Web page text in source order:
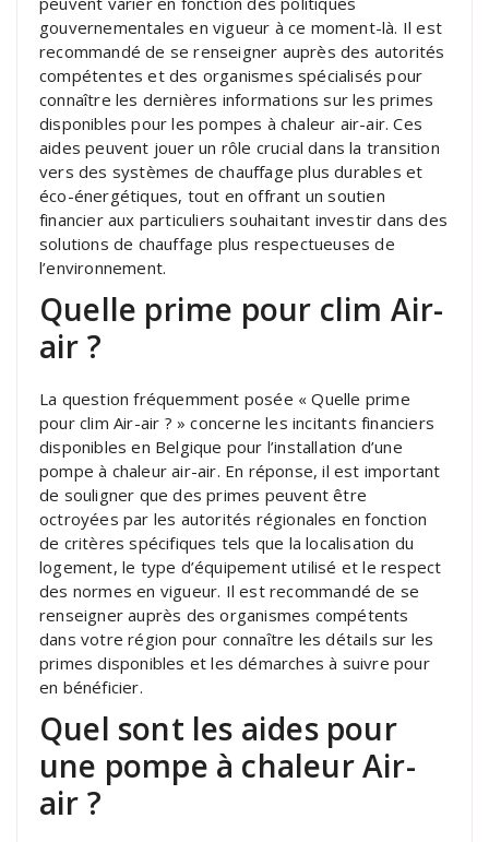
gouvernementales en vigueur à ce moment-là. Il est
recommandé de se renseigner auprès des autorités
compétentes et des organismes spécialisés pour
connaître les dernières informations sur les primes
disponibles pour les pompes à chaleur air-air. Ces
aides peuvent jouer un rôle crucial dans la transition
vers des systèmes de chauffage plus durables et
éco-énergétiques, tout en offrant un soutien
financier aux particuliers souhaitant investir dans des
solutions de chauffage plus respectueuses de
l’environnement.
Quelle prime pour clim Air-
air ?
La question fréquemment posée « Quelle prime
pour clim Air-air ? » concerne les incitants financiers
disponibles en Belgique pour l’installation d’une
pompe à chaleur air-air. En réponse, il est important
de souligner que des primes peuvent être
octroyées par les autorités régionales en fonction
de critères spécifiques tels que la localisation du
logement, le type d’équipement utilisé et le respect
des normes en vigueur. Il est recommandé de se
renseigner auprès des organismes compétents
dans votre région pour connaître les détails sur les
primes disponibles et les démarches à suivre pour
en bénéficier.
Quel sont les aides pour
une pompe à chaleur Air-
air ?